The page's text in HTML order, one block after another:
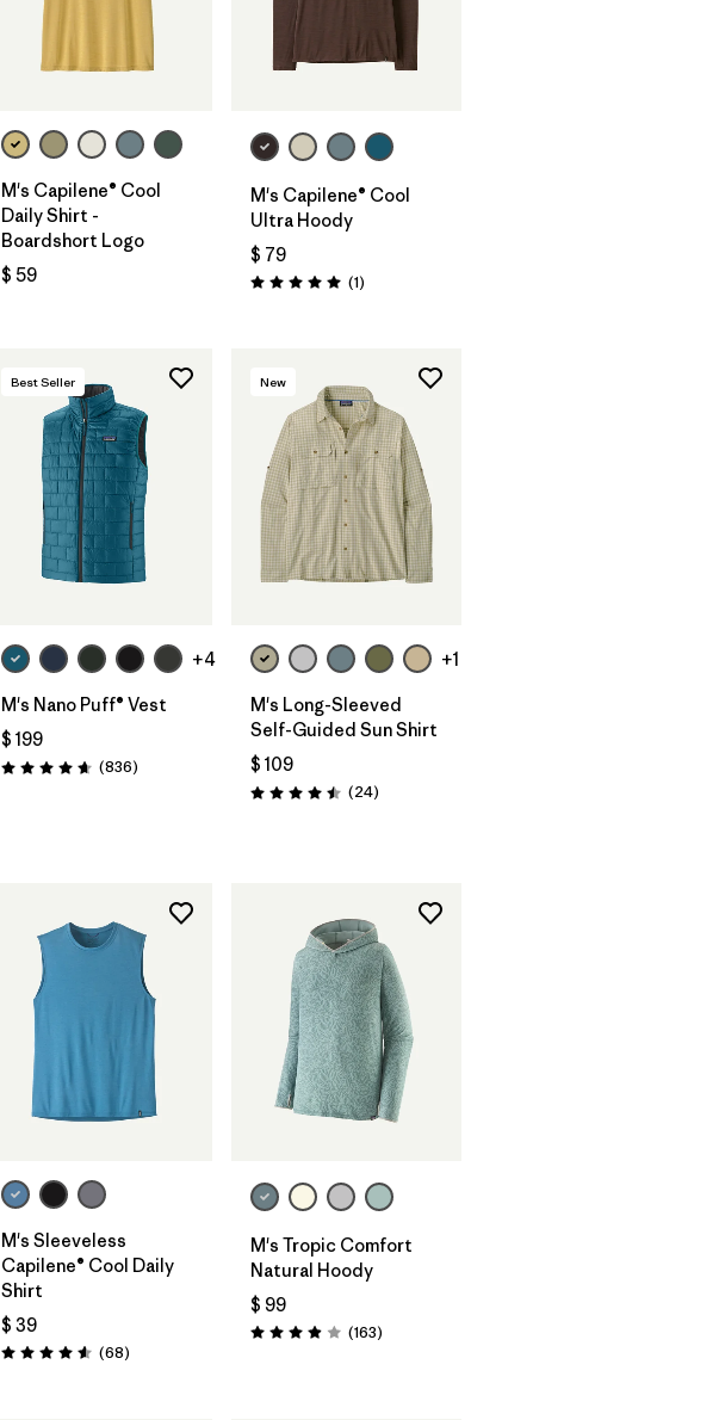
M's Capilene® Cool
Daily Shirt -
Boardshort Logo
$ 59
M's Capilene® Cool
Ultra Hoody
$ 79
Valoración: 5.0 / 5
(1Comentarios
)
Best Seller
+4
M's Nano Puff® Vest
$ 199
Valoración: 4.7 / 5
(836Comentarios
)
New
+1
M's Long-Sleeved
Self-Guided Sun Shirt
$ 109
Valoración: 4.5 / 5
(24Comentarios
)
M's Sleeveless
Capilene® Cool Daily
Shirt
$ 39
Valoración: 4.6 / 5
(68Comentarios
)
M's Tropic Comfort
Natural Hoody
$ 99
Valoración: 3.9 / 5
(163Comentarios
)